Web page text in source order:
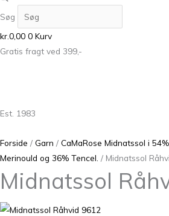
Søg
kr.0,00 0 Kurv
Gratis fragt ved 399,-
Est. 1983
Forside / Garn / CaMaRose Midnatssol i
Merinould og 36% Tencel. / Midnatssol
Midnatssol